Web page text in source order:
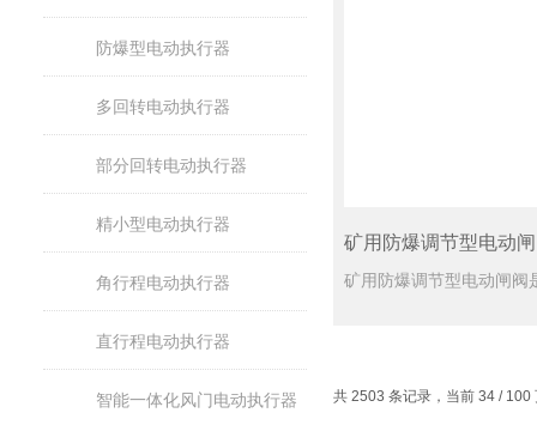
防爆型电动执行器
多回转电动执行器
部分回转电动执行器
精小型电动执行器
角行程电动执行器
直行程电动执行器
智能一体化风门电动执行器
矿用防爆调节型电动
共 2503 条记录，当前 34 /